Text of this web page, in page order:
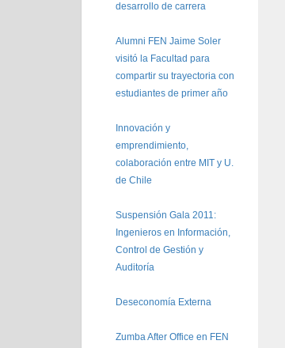
desarrollo de carrera
Alumni FEN Jaime Soler
visitó la Facultad para
compartir su trayectoria con
estudiantes de primer año
Innovación y
emprendimiento,
colaboración entre MIT y U.
de Chile
Suspensión Gala 2011:
Ingenieros en Información,
Control de Gestión y
Auditoría
Deseconomía Externa
Zumba After Office en FEN